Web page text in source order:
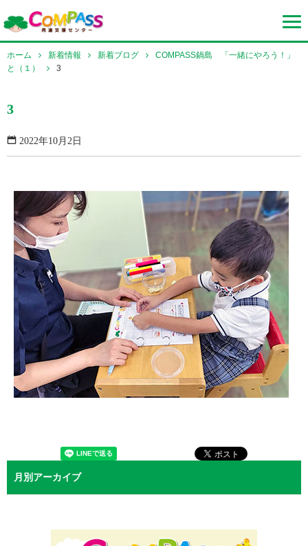
ホーム 新着情報 新着ブログ
COMPASS鍋島 「一緒にやろう！」
と（１）
3
3
2022年10月2日
月別アーカイブ